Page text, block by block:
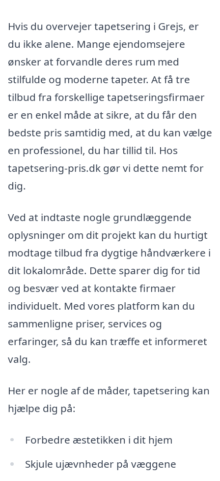
Hvis du overvejer tapetsering i Grejs, er
du ikke alene. Mange ejendomsejere
ønsker at forvandle deres rum med
stilfulde og moderne tapeter. At få tre
tilbud fra forskellige tapetseringsfirmaer
er en enkel måde at sikre, at du får den
bedste pris samtidig med, at du kan vælge
en professionel, du har tillid til. Hos
tapetsering-pris.dk gør vi dette nemt for
dig.
Ved at indtaste nogle grundlæggende
oplysninger om dit projekt kan du hurtigt
modtage tilbud fra dygtige håndværkere i
dit lokalområde. Dette sparer dig for tid
og besvær ved at kontakte firmaer
individuelt. Med vores platform kan du
sammenligne priser, services og
erfaringer, så du kan træffe et informeret
valg.
Her er nogle af de måder, tapetsering kan
hjælpe dig på:
Forbedre æstetikken i dit hjem
Skjule ujævnheder på væggene